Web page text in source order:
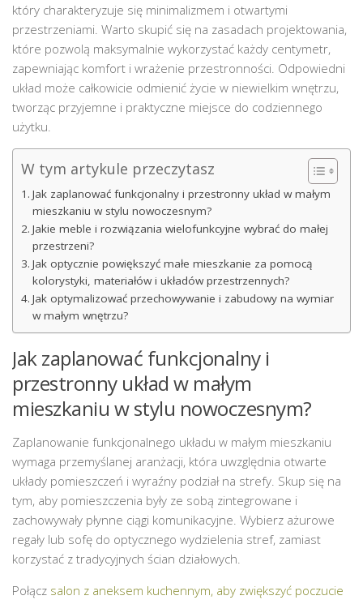
który charakteryzuje się minimalizmem i otwartymi
przestrzeniami. Warto skupić się na zasadach projektowania,
które pozwolą maksymalnie wykorzystać każdy centymetr,
zapewniając komfort i wrażenie przestronności. Odpowiedni
układ może całkowicie odmienić życie w niewielkim wnętrzu,
tworząc przyjemne i praktyczne miejsce do codziennego
użytku.
W tym artykule przeczytasz
Jak zaplanować funkcjonalny i przestronny układ w małym
mieszkaniu w stylu nowoczesnym?
Jakie meble i rozwiązania wielofunkcyjne wybrać do małej
przestrzeni?
Jak optycznie powiększyć małe mieszkanie za pomocą
kolorystyki, materiałów i układów przestrzennych?
Jak optymalizować przechowywanie i zabudowy na wymiar
w małym wnętrzu?
Jak zaplanować funkcjonalny i
przestronny układ w małym
mieszkaniu w stylu nowoczesnym?
Zaplanowanie funkcjonalnego układu w małym mieszkaniu
wymaga przemyślanej aranżacji, która uwzględnia otwarte
układy pomieszczeń i wyraźny podział na strefy. Skup się na
tym, aby pomieszczenia były ze sobą zintegrowane i
zachowywały płynne ciągi komunikacyjne. Wybierz ażurowe
regały lub sofę do optycznego wydzielenia stref, zamiast
korzystać z tradycyjnych ścian działowych.
Połącz salon z aneksem kuchennym, aby zwiększyć poczucie